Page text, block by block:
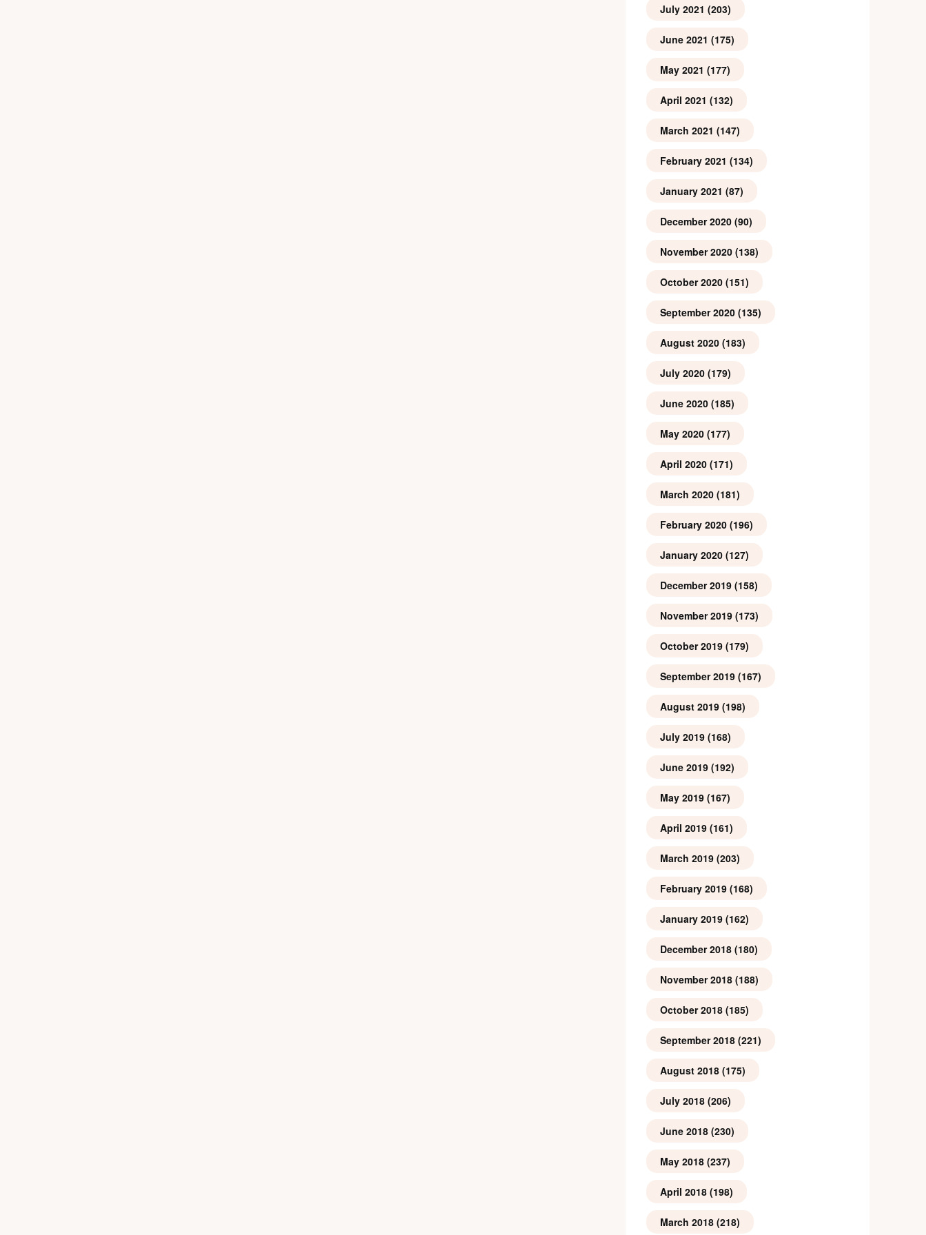
July 2021 (203)
June 2021 (175)
May 2021 (177)
April 2021 (132)
March 2021 (147)
February 2021 (134)
January 2021 (87)
December 2020(90)
November 2020(138)
October 2020(151)
September 2020(135)
August 2020(183)
July 2020(179)
June 2020(185)
May 2020(177)
April 2020(171)
March 2020(181)
February 2020(196)
January 2020(127)
December 2019(158)
November 2019(173)
October 2019(179)
September 2019(167)
August 2019(198)
July 2019(168)
June 2019(192)
May 2019(167)
April 2019(161)
March 2019(203)
February 2019(168)
January 2019(162)
December 2018(180)
November 2018(188)
October 2018(185)
September 2018(221)
August 2018(175)
July 2018(206)
June 2018(230)
May 2018(237)
April 2018(198)
March 2018(218)